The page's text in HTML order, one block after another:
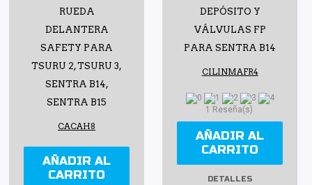
RUEDA
DELANTERA
SAFETY PARA
TSURU 2, TSURU 3,
SENTRA B14,
SENTRA B15
CACAH8
AÑADIR AL
CARRITO
DEPÓSITO Y
VÁLVULAS FP
PARA SENTRA B14
CILINMAFR4
1 Reseña(s)
AÑADIR AL
CARRITO
DETALLES